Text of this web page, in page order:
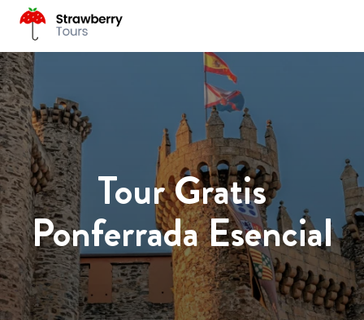
Tour Gratis
Ponferrada Esencial